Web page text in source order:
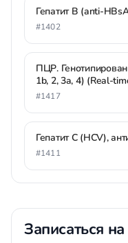
Гепатит В (anti-
#1402
ПЦР.
1b, 2, 3a, 4) (Real-
#1417
Гепатит С (HCV),
#1411
Записаться